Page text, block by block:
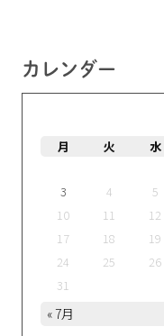
カレンダー
月 火 水
3
4 5
10
11 12
17
18 19
24
25 26
31
« 7月